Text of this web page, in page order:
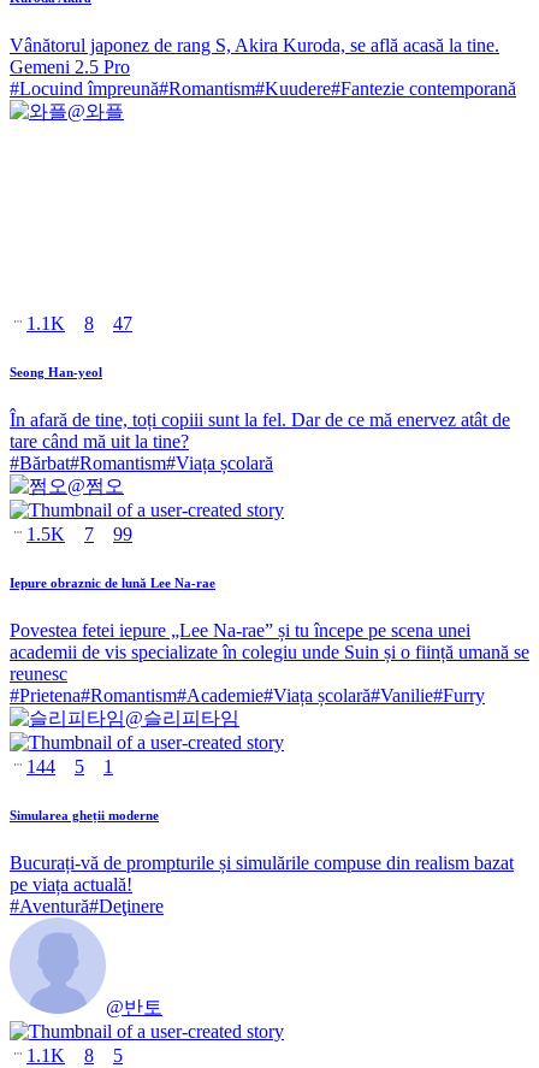
Vânătorul japonez de rang S, Akira Kuroda, se află acasă la tine.
Gemeni 2.5 Pro
#Locuind împreună#Romantism#Kuudere#Fantezie contemporană
@와플
1.1K 8 47
Seong Han-yeol
În afară de tine, toți copiii sunt la fel. Dar de ce mă enervez atât de
tare când mă uit la tine?
#Bărbat#Romantism#Viața școlară
@쩜오
1.5K 7 99
Iepure obraznic de lună Lee Na-rae
Povestea fetei iepure „Lee Na-rae” și tu începe pe scena unei
academii de vis specializate în colegiu unde Suin și o ființă umană se
reunesc
#Prietena#Romantism#Academie#Viața școlară#Vanilie#Furry
@슬리피타임
144 5 1
Simularea gheții moderne
Bucurați-vă de prompturile și simulările compuse din realism bazat
pe viața actuală!
#Aventură#Deţinere
@반토
1.1K 8 5